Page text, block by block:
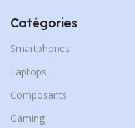
Catégories
Smartphones
Laptops
Composants
Gaming